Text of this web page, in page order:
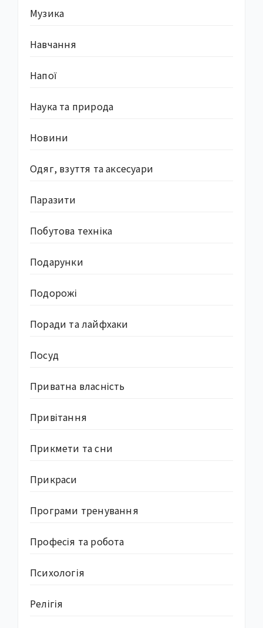
Музика
Навчання
Напої
Наука та природа
Новини
Одяг, взуття та аксесуари
Паразити
Побутова техніка
Подарунки
Подорожі
Поради та лайфхаки
Посуд
Приватна власність
Привітання
Прикмети та сни
Прикраси
Програми тренування
Професія та робота
Психологія
Релігія